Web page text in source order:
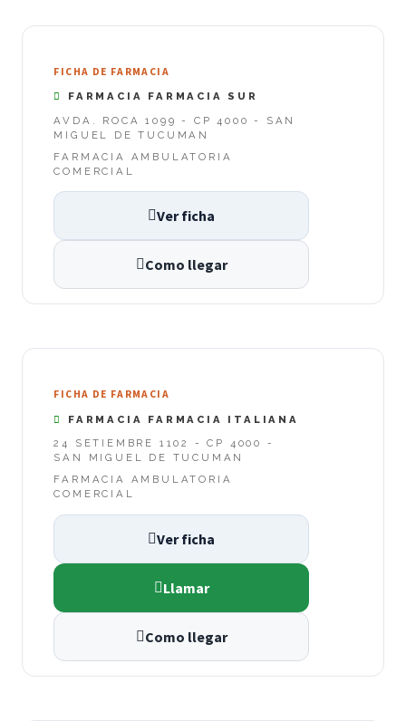
FICHA DE FARMACIA
FARMACIA FARMACIA SUR
AVDA. ROCA 1099 - CP 4000 - SAN
MIGUEL DE TUCUMAN
FARMACIA AMBULATORIA
COMERCIAL
Ver ficha
Como llegar
FICHA DE FARMACIA
FARMACIA FARMACIA ITALIANA
24 SETIEMBRE 1102 - CP 4000 -
SAN MIGUEL DE TUCUMAN
FARMACIA AMBULATORIA
COMERCIAL
Ver ficha
Llamar
Como llegar